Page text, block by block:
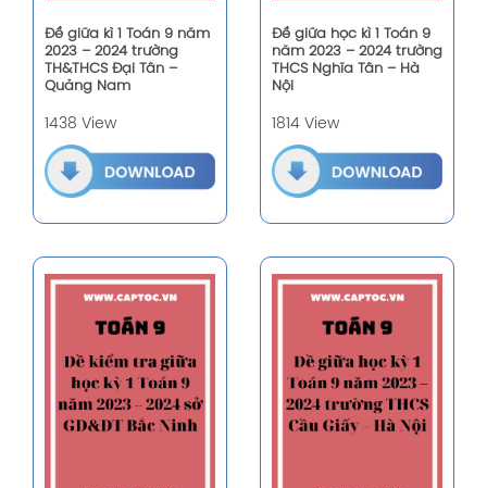
Đề giữa kì 1 Toán 9 năm
2023 – 2024 trường
TH&THCS Đại Tân –
Quảng Nam
1438 View
Đề giữa học kì 1 Toán 9
năm 2023 – 2024 trường
THCS Nghĩa Tân – Hà
Nội
1814 View